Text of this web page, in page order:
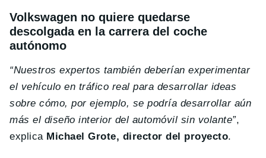
Volkswagen no quiere quedarse
descolgada en la carrera del coche
autónomo
“Nuestros expertos también deberían experimentar
el vehículo en tráfico real para desarrollar ideas
sobre cómo, por ejemplo, se podría desarrollar aún
más el diseño interior del automóvil sin volante”,
explica Michael Grote, director del proyecto.